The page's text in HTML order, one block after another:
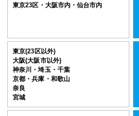
B0サイズ パネル(
半光沢紙＋グロスラミ＋7mm
東京23区・大阪市内・仙台市内
東京(23区以外)
大阪(大阪市以外)
神奈川・埼玉・千葉
京都・兵庫・和歌山
奈良
宮城